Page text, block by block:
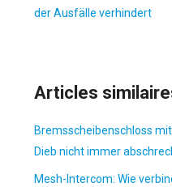
der Ausfälle verhindert
Articles
Bremsscheibenschloss
Dieb nicht immer
Mesh-Intercom: Wie